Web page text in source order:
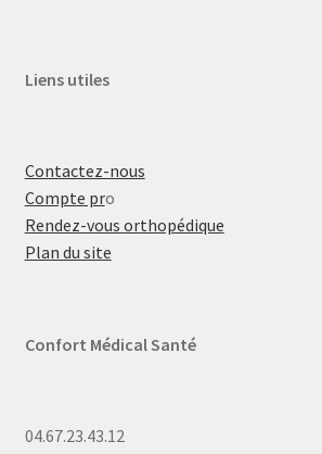
Liens utiles
Contactez-nous
Compte pro
Rendez-vous orthopédique
Plan du site
Confort Médical Santé
04.67.23.43.12